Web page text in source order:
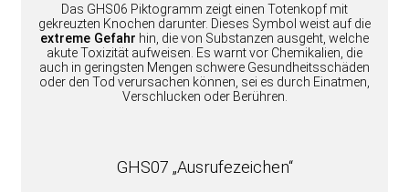
Das GHS06 Piktogramm zeigt einen Totenkopf mit
gekreuzten Knochen darunter. Dieses Symbol weist auf die
extreme Gefahr hin, die von Substanzen ausgeht, welche
akute Toxizität aufweisen. Es warnt vor Chemikalien, die
auch in geringsten Mengen schwere Gesundheitsschäden
oder den Tod verursachen können, sei es durch Einatmen,
Verschlucken oder Berühren.
GHS07 „Ausrufezeichen“